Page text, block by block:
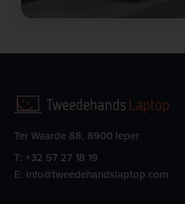
Ter Waarde 88, 8900 Ieper
T: +32 57 27 18 19
E: info@tweedehandslaptop.com